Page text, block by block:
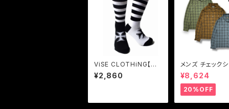
ViSE CLOTHiNG【バ
イスクロージング】CR
OSS Cotton Socks
¥2,860
メンズ チェック
ャツ ブルー ブラ
リーン Vin &
ンアンドエイジ
FABRIC
VSL6)
¥8,624
20%OFF